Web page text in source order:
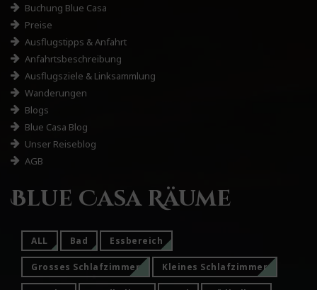
Buchung Blue Casa
Preise
Ausflugstipps & Anfahrt
Anfahrtsbeschreibung
Ausflugsziele & Linksammlung
Wanderungen
Blogs
Blue Casa Blog
Unser Reiseblog
AGB
Blue Casa Räume
ALL Bad Essbereich
Grosses Schlafzimmer Kleines Schlafzimmer